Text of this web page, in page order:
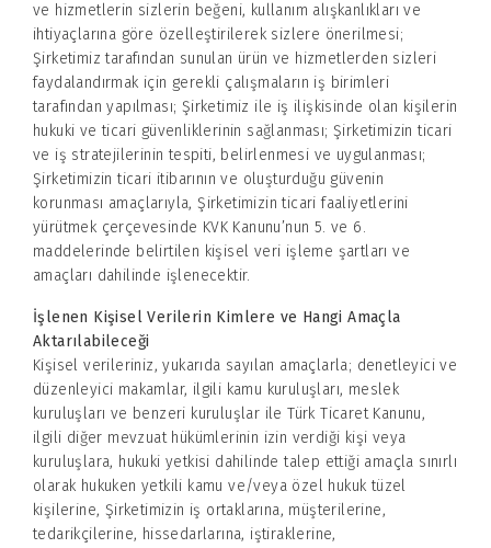
ve hizmetlerin sizlerin beğeni, kullanım alışkanlıkları ve
ihtiyaçlarına göre özelleştirilerek sizlere önerilmesi;
Şirketimiz tarafından sunulan ürün ve hizmetlerden sizleri
faydalandırmak için gerekli çalışmaların iş birimleri
tarafından yapılması; Şirketimiz ile iş ilişkisinde olan kişilerin
hukuki ve ticari güvenliklerinin sağlanması; Şirketimizin ticari
ve iş stratejilerinin tespiti, belirlenmesi ve uygulanması;
Şirketimizin ticari itibarının ve oluşturduğu güvenin
korunması amaçlarıyla, Şirketimizin ticari faaliyetlerini
yürütmek çerçevesinde KVK Kanunu’nun 5. ve 6.
maddelerinde belirtilen kişisel veri işleme şartları ve
amaçları dahilinde işlenecektir.
İşlenen Kişisel Verilerin Kimlere ve Hangi Amaçla
Aktarılabileceği
Kişisel verileriniz, yukarıda sayılan amaçlarla; denetleyici ve
düzenleyici makamlar, ilgili kamu kuruluşları, meslek
kuruluşları ve benzeri kuruluşlar ile Türk Ticaret Kanunu,
ilgili diğer mevzuat hükümlerinin izin verdiği kişi veya
kuruluşlara, hukuki yetkisi dahilinde talep ettiği amaçla sınırlı
olarak hukuken yetkili kamu ve/veya özel hukuk tüzel
kişilerine, Şirketimizin iş ortaklarına, müşterilerine,
tedarikçilerine, hissedarlarına, iştiraklerine,